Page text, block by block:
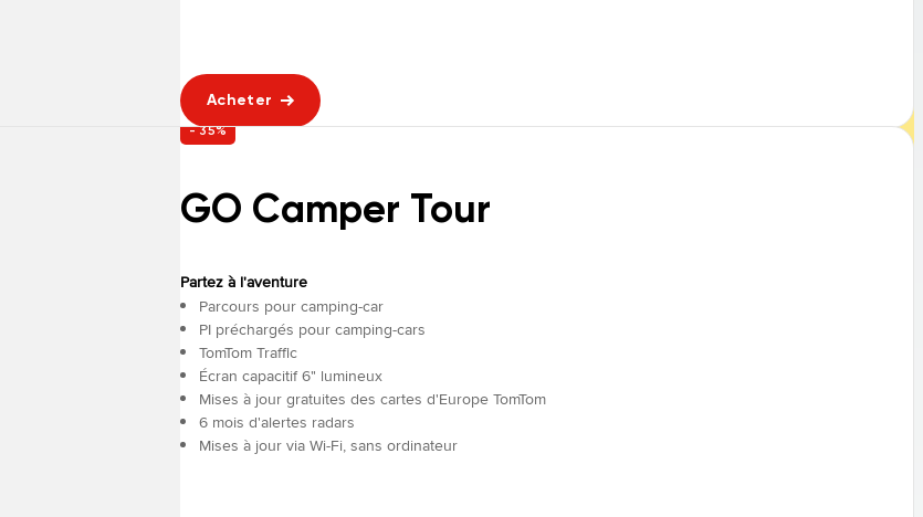
Acheter
- 35%
GO Camper Tour
Partez à l'aventure
Parcours pour camping-car
PI préchargés pour camping-cars
TomTom Traffic
Écran capacitif 6" lumineux
Mises à jour gratuites des cartes d'Europe TomTom
6 mois d'alertes radars
Mises à jour via Wi-Fi, sans ordinateur